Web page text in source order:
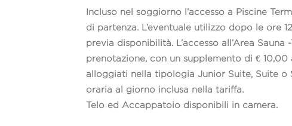
Incluso nel soggiorno l’accesso a Piscine
di partenza. L’eventuale utilizzo dopo le ore
previa disponibilità. L’accesso all’Area
prenotazione, con un supplemento di €
alloggiati nella tipologia Junior Suite, Suite
oraria al giorno inclusa nella tariffa.
Telo ed Accappatoio disponibili in camera.